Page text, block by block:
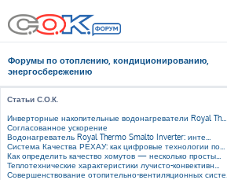
Форумы по отоплению, кондиционированию,
энергосбережению
Статьи С.О.К.
Инверторные накопительные водонагреватели Royal Th...
Согласованное ускорение
Водонагреватель Royal Thermo Smalto Inverter: инте...
Система Качества РЕХАУ: как цифровые технологии по...
Как определить качество хомутов — несколько просты...
Теплотехнические характеристики лучисто-конвективн...
Совершенствование отопительно-вентиляционных систе...